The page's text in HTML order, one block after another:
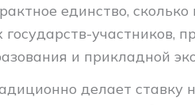
единство, сколько
участников,
и прикладной
делает ставку